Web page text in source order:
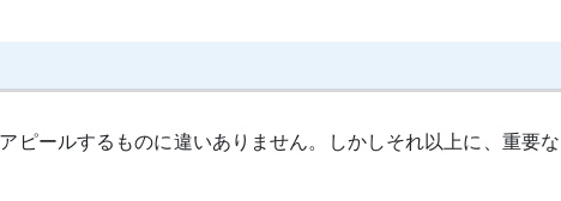
ピールするものに違いありません。しかしそれ以上に、重要な